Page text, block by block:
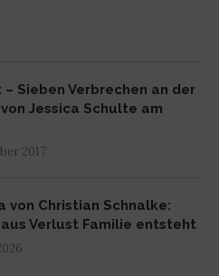
– Sieben Verbrechen an der
Jessica Schulte am
2017
von Christian Schnalke:
Verlust Familie entsteht